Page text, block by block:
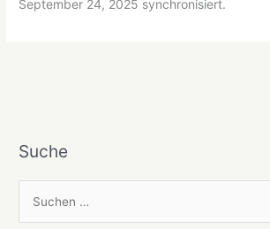
September 24, 2025 synchronisiert.
Suche